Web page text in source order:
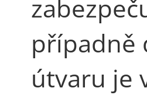
případně
útvaru je